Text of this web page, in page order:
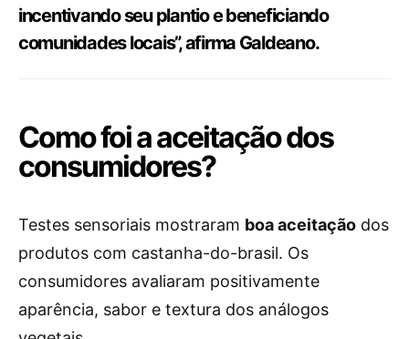
incentivando seu plantio e beneficiando
comunidades locais”, afirma Galdeano.
Como foi a aceitação dos
consumidores?
Testes sensoriais mostraram boa aceitação dos
produtos com castanha-do-brasil. Os
consumidores avaliaram positivamente
aparência, sabor e textura dos análogos